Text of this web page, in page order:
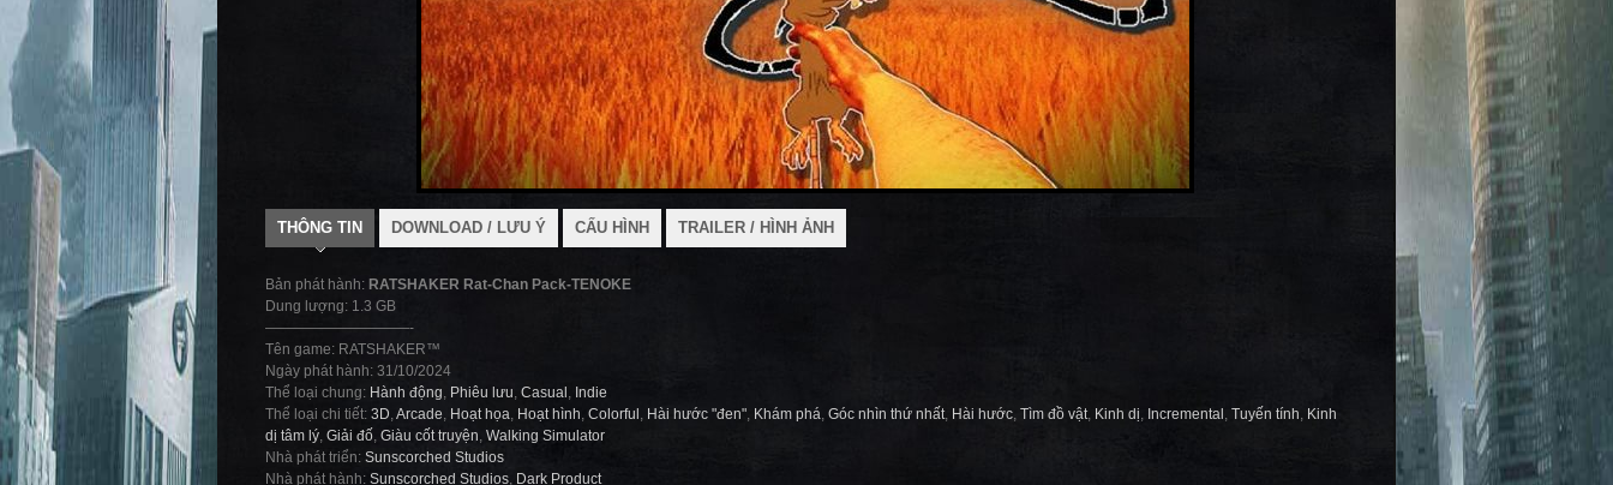
THÔNG TIN DOWNLOAD / LƯU Ý CẤU HÌNH TRAILER / HÌNH ẢNH
Bản phát hành: RATSHAKER Rat-Chan Pack-TENOKE
Dung lượng: 1.3 GB
——————————-
Tên game: RATSHAKER™
Ngày phát hành: 31/10/2024
Thể loại chung: Hành động, Phiêu lưu, Casual , Indie
Thể loại chi tiết: 3D,Arcade, Hoạt họa, Hoạt hình, Colorful , Hài hước "đen", Khám phá, Góc nhìn thứ nhất, Hài hước, Tìm đồ vật, Kinh dị, Incremental , Tuyến tính, Kinh
dị tâm lý, Giải đố, Giàu cốt truyện, Walking Simulator
Nhà phát triển: Sunscorched Studios
Nhà phát hành: Sunscorched Studios, Dark Product